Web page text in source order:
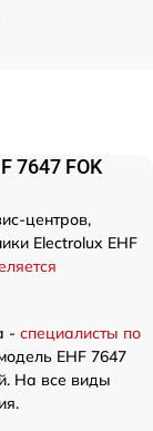
7647 FOK
центров,
Electrolux EHF
- специалисты по
EHF 7647
На все виды